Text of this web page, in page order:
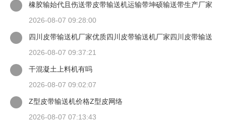
橡胶输始代且伤送带皮带输送机运输带坤硕输送带生产厂家
2026-08-07 09:28:00
四川皮带输送机厂家优质四川皮带输送机厂家四川皮带输送
2026-08-07 09:37:21
干混凝土上料机有吗
2026-08-07 09:02:07
Z型皮带输送机价格Z型皮网络
2026-08-07 07:13:43